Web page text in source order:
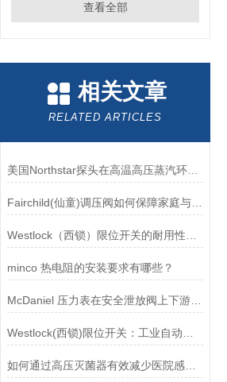
查看全部
相关文章
RELATED ARTICLES
美国Northstar探头在高温高压蒸汽环境下的液位测量可靠性
Fairchild(仙童)调压阀如何保障家庭与工业安全？
minco 热电阻的安装要求有哪些？
McDaniel 压力表在安全泄放阀上下游压力监测中的应用
如何通过高压灭菌器有效减少医院感染风险？